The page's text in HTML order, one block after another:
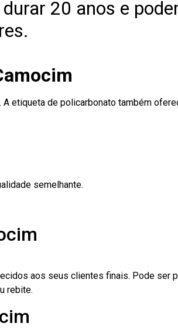
20 anos e
etiqueta de policarbonato também
semelhante.
aos seus clientes finais. Pode ser
rebite.